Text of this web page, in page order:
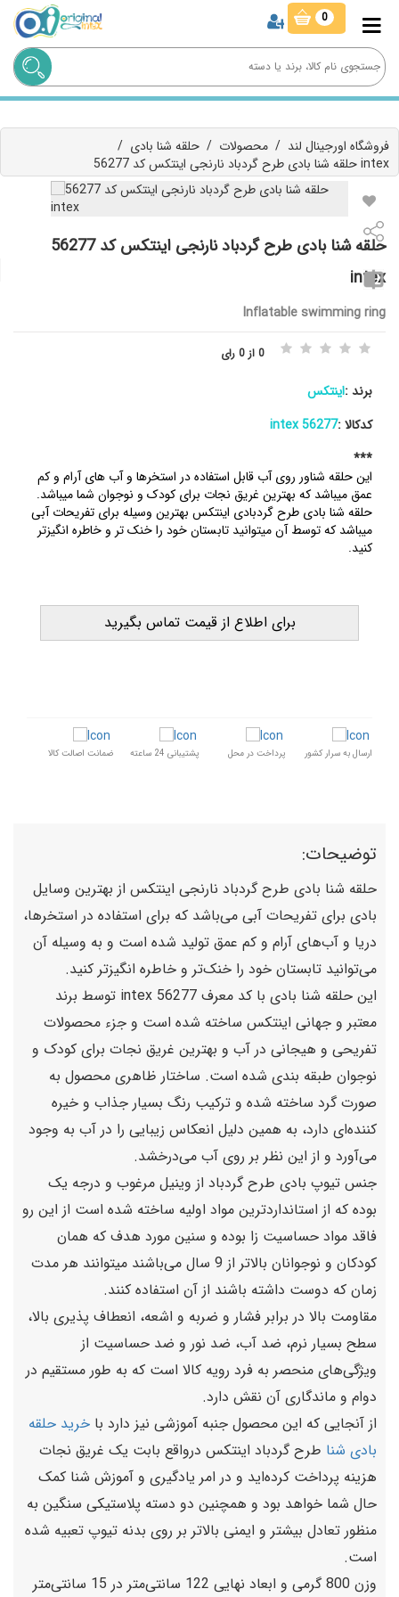
0
فروشگاه اورجینال لند / محصولات / حلقه شنا بادی /
حلقه شنا بادی طرح گردباد نارنجی اینتکس کد 56277 intex
حلقه شنا بادی طرح گردباد نارنجی اینتکس کد 56277
intex
Inflatable swimming ring
0 از 0 رای
برند :اینتکس
کدکالا :56277 intex
***
این حلقه شناور روی آب قابل استفاده در استخرها و آب های آرام و کم
عمق میباشد که بهترین غریق نجات برای کودک و نوجوان شما میباشد.
حلقه شنا بادی طرح گردبادی اینتکس بهترین وسیله برای تفریحات آبی
میباشد که توسط آن میتوانید تابستان خود را خنک تر و خاطره انگیزتر
کنید.
برای اطلاع از قیمت تماس بگیرید
ارسال به سرار کشور پرداخت در محل پشتیبانی 24 ساعته ضمانت اصالت کالا
توضیحات:
حلقه شنا بادی طرح گردباد نارنجی اینتکس از بهترین وسایل
بادی برای تفریحات آبی می‌باشد که برای استفاده در استخرها،
دریا و آب‌های آرام و کم عمق تولید شده است و به وسیله آن
می‌توانید تابستان خود را خنک‌تر و خاطره انگیزتر کنید.
این حلقه شنا بادی با کد معرف 56277 intex توسط برند
معتبر و جهانی اینتکس ساخته شده است و جزء محصولات
تفریحی و هیجانی در آب و بهترین غریق نجات برای کودک و
نوجوان طبقه بندی شده است. ساختار ظاهری محصول به
صورت گرد ساخته شده و ترکیب رنگ بسیار جذاب و خیره
کننده‌ای دارد، به همین دلیل انعکاس زیبایی را در آب به وجود
می‌آورد و از این نظر بر روی آب می‌درخشد.
جنس تیوپ بادی طرح گردباد از وینیل مرغوب و درجه یک
بوده که از استانداردترین مواد اولیه ساخته شده است از این رو
فاقد مواد حساسیت زا بوده و سنین مورد هدف که همان
کودکان و نوجوانان بالاتر از 9 سال می‌باشند میتوانند هر مدت
زمان که دوست داشته باشند از آن استفاده کنند.
مقاومت بالا در برابر فشار و ضربه و اشعه، انعطاف پذیری بالا،
سطح بسیار نرم، ضد آب، ضد نور و ضد حساسیت از
ویژگی‌های منحصر به فرد رویه کالا است که به طور مستقیم در
دوام و ماندگاری آن نقش دارد.
از آنجایی که این محصول جنبه آموزشی نیز دارد با خرید حلقه
بادی شنا طرح گردباد اینتکس درواقع بابت یک غریق نجات
هزینه پرداخت کرده‌اید و در امر یادگیری و آموزش شنا کمک
حال شما خواهد بود و همچنین دو دسته پلاستیکی سنگین به
منظور تعادل بیشتر و ایمنی بالاتر بر روی بدنه تیوپ تعبیه شده
است.
وزن 800 گرمی و ابعاد نهایی 122 سانتی‌متر در 15 سانتی‌متر